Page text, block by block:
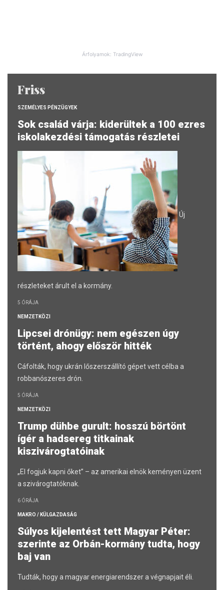
Árfolyamok: TradingView
Friss
SZEMÉLYES PÉNZÜGYEK
Sok család várja: kiderültek a 100 ezres
iskolakezdési támogatás részletei
Új
részleteket árult el a kormány.
5 ÓRÁJA
NEMZETKÖZI
Lipcsei drónügy: nem egészen úgy
történt, ahogy először hitték
Cáfolták, hogy ukrán lőszerszállító gépet vett célba a
robbanószeres drón.
5 ÓRÁJA
NEMZETKÖZI
Trump dühbe gurult: hosszú börtönt
ígér a hadsereg titkainak
kiszivárogtatóinak
„El fogjuk kapni őket” – az amerikai elnök keményen üzent
a szivárogtatóknak.
6 ÓRÁJA
MAKRO / KÜLGAZDASÁG
Súlyos kijelentést tett Magyar Péter:
szerinte az Orbán-kormány tudta, hogy
baj van
Tudták, hogy a magyar energiarendszer a végnapjait éli.